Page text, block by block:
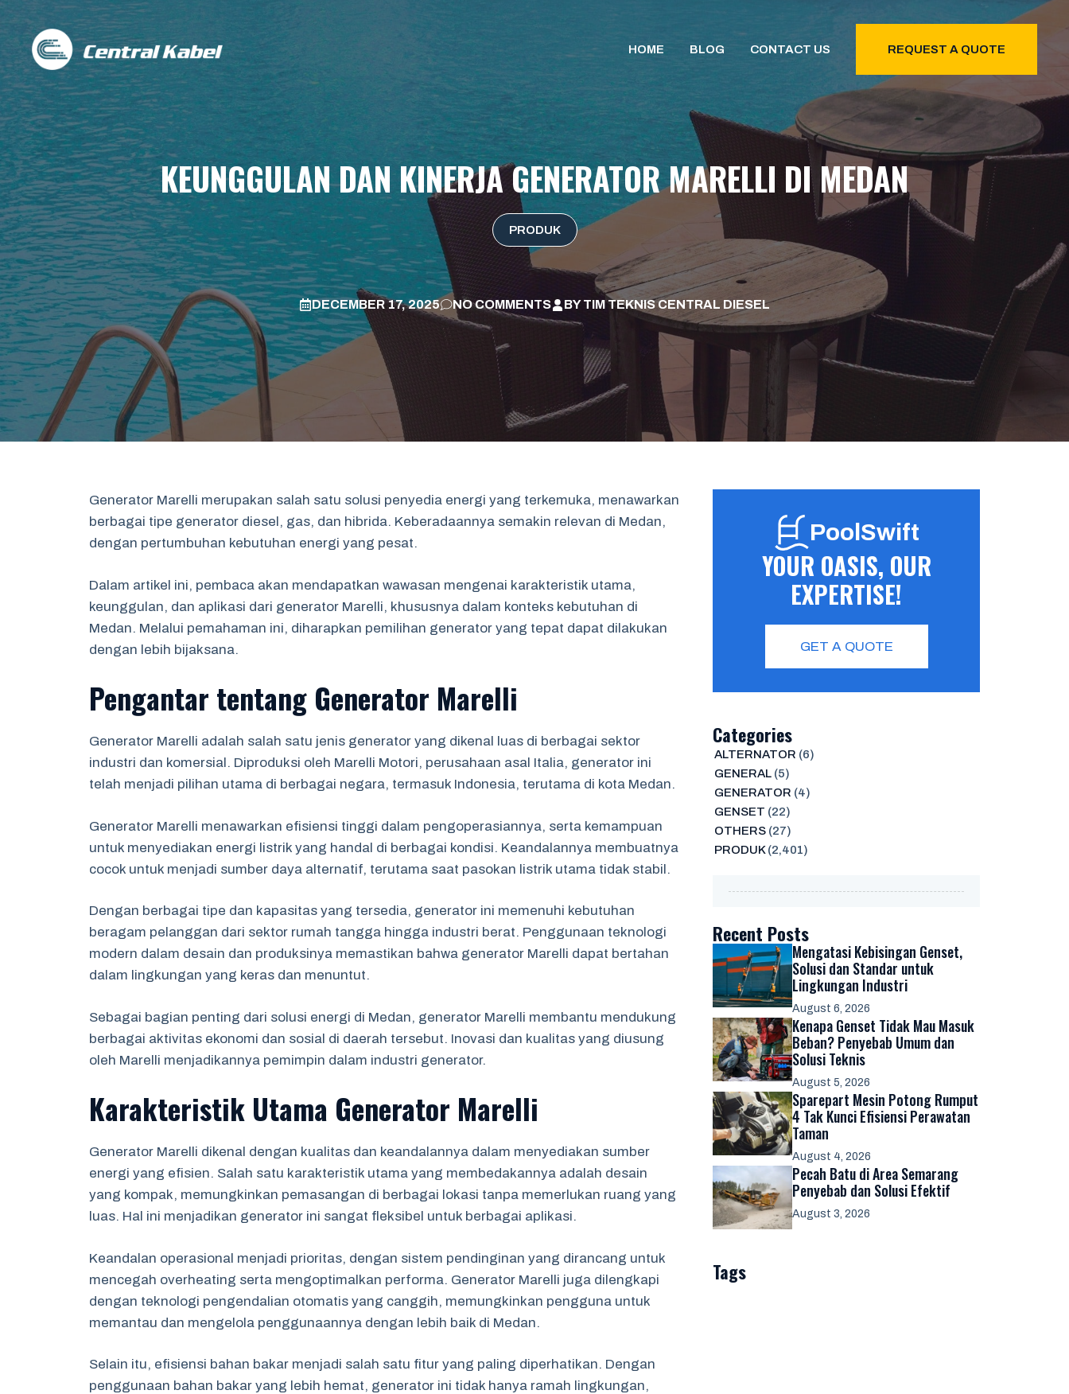
Skip
to
content
HOME BLOG CONTACT US REQUEST A QUOTE
KEUNGGULAN DAN KINERJA GENERATOR MARELLI DI MEDAN
PRODUK
DECEMBER 17, 2025 NO COMMENTS BYTIM TEKNIS CENTRAL DIESEL
Generator Marelli merupakan salah satu solusi penyedia energi yang terkemuka, menawarkan
berbagai tipe generator diesel, gas, dan hibrida. Keberadaannya semakin relevan di Medan,
dengan pertumbuhan kebutuhan energi yang pesat.
Dalam artikel ini, pembaca akan mendapatkan wawasan mengenai karakteristik utama,
keunggulan, dan aplikasi dari generator Marelli, khususnya dalam konteks kebutuhan di
Medan. Melalui pemahaman ini, diharapkan pemilihan generator yang tepat dapat dilakukan
dengan lebih bijaksana.
Pengantar tentang Generator Marelli
Generator Marelli adalah salah satu jenis generator yang dikenal luas di berbagai sektor
industri dan komersial. Diproduksi oleh Marelli Motori, perusahaan asal Italia, generator ini
telah menjadi pilihan utama di berbagai negara, termasuk Indonesia, terutama di kota Medan.
Generator Marelli menawarkan efisiensi tinggi dalam pengoperasiannya, serta kemampuan
untuk menyediakan energi listrik yang handal di berbagai kondisi. Keandalannya membuatnya
cocok untuk menjadi sumber daya alternatif, terutama saat pasokan listrik utama tidak stabil.
Dengan berbagai tipe dan kapasitas yang tersedia, generator ini memenuhi kebutuhan
beragam pelanggan dari sektor rumah tangga hingga industri berat. Penggunaan teknologi
modern dalam desain dan produksinya memastikan bahwa generator Marelli dapat bertahan
dalam lingkungan yang keras dan menuntut.
Sebagai bagian penting dari solusi energi di Medan, generator Marelli membantu mendukung
berbagai aktivitas ekonomi dan sosial di daerah tersebut. Inovasi dan kualitas yang diusung
oleh Marelli menjadikannya pemimpin dalam industri generator.
Karakteristik Utama Generator Marelli
Generator Marelli dikenal dengan kualitas dan keandalannya dalam menyediakan sumber
energi yang efisien. Salah satu karakteristik utama yang membedakannya adalah desain
yang kompak, memungkinkan pemasangan di berbagai lokasi tanpa memerlukan ruang yang
luas. Hal ini menjadikan generator ini sangat fleksibel untuk berbagai aplikasi.
Keandalan operasional menjadi prioritas, dengan sistem pendinginan yang dirancang untuk
mencegah overheating serta mengoptimalkan performa. Generator Marelli juga dilengkapi
dengan teknologi pengendalian otomatis yang canggih, memungkinkan pengguna untuk
memantau dan mengelola penggunaannya dengan lebih baik di Medan.
Selain itu, efisiensi bahan bakar menjadi salah satu fitur yang paling diperhatikan. Dengan
penggunaan bahan bakar yang lebih hemat, generator ini tidak hanya ramah lingkungan,
PoolSwift
YOUR OASIS, OUR
EXPERTISE!
GET A QUOTE
Categories
ALTERNATOR (6)
GENERAL(5)
GENERATOR (4)
GENSET (22)
OTHERS(27)
PRODUK(2,401)
Recent Posts
Mengatasi Kebisingan Genset,
Solusi dan Standar untuk
Lingkungan Industri
August 6, 2026
Kenapa Genset Tidak Mau Masuk
Beban? Penyebab Umum dan
Solusi Teknis
August 5, 2026
Sparepart Mesin Potong Rumput
4 Tak Kunci Efisiensi Perawatan
Taman
August 4, 2026
Pecah Batu di Area Semarang
Penyebab dan Solusi Efektif
August 3, 2026
Tags